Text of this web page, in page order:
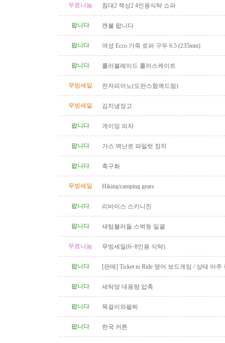
무료나눔 침대2 책상2 4인용식탁 쇼파
팝니다 캔불 팝니다
팝니다 여성 Ecco 가죽 로퍼 구두 6.5 (235mm)
팝니다 롤러블레이드 롤러스케이트
무빙세일 전자피아노(도란스함께드림)
무빙세일 김치냉장고
팝니다 게이밍 의자
팝니다 가스 벽난로 파일럿 장치
팝니다 축구화
무빙세일 Hiking/camping gears
팝니다 리바이스 스키니진
팝니다 새텀블러들 스벅등 일괄
무료나눔 무빙세일(6~8인용 식탁)
팝니다
[판매] Ticket to Ride 영어 보드게임 / 상태 아주
팝니다
세탁망 대용량 압축
팝니다 목걸이와팔찌
팝니다 한국 커튼